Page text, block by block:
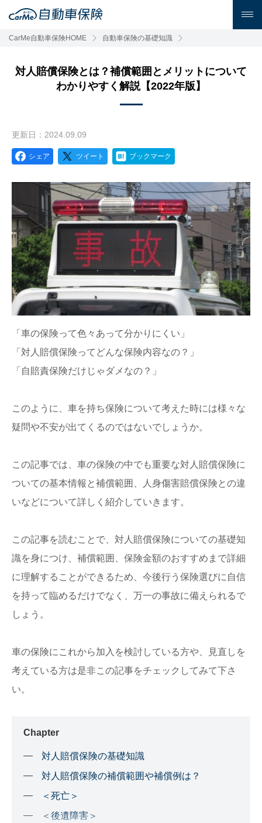
CarMe自動車保険HOME 自動車保険の基礎知識
対人賠償保険とは？補償範囲とメリットについて
わかりやすく解説【2022年版】
更新日：2024.09.09
シェア ツイート ブックマーク
「車の保険って色々あって分かりにくい」
「対人賠償保険ってどんな保険内容なの？」
「自賠責保険だけじゃダメなの？」
このように、車を持ち保険について考えた時には様々な
疑問や不安が出てくるのではないでしょうか。
この記事では、車の保険の中でも重要な対人賠償保険に
ついての基本情報と補償範囲、人身傷害賠償保険との違
いなどについて詳しく紹介していきます。
この記事を読むことで、対人賠償保険についての基礎知
識を身につけ、補償範囲、保険金額のおすすめまで詳細
に理解することができるため、今後行う保険選びに自信
を持って臨めるだけでなく、万一の事故に備えられるで
しょう。
車の保険にこれから加入を検討している方や、見直しを
考えている方は是非この記事をチェックしてみて下さ
い。
Chapter
対人賠償保険の基礎知識
対人賠償保険の補償範囲や補償例は？
＜死亡＞
＜後遺障害＞